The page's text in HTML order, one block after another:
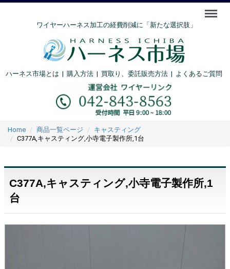
ワイヤーハーネス加工の経費削減に「新たな選択肢」
ハーネス市場とは | 購入方法| 買取り、委託販売方法 | よくあるご質問
Menu
Home 商品一覧ページ
キャスティング
C377A,キャスティング,小寺電子製作所,1台
C377A,キャスティング,小寺電子製作所,1
台